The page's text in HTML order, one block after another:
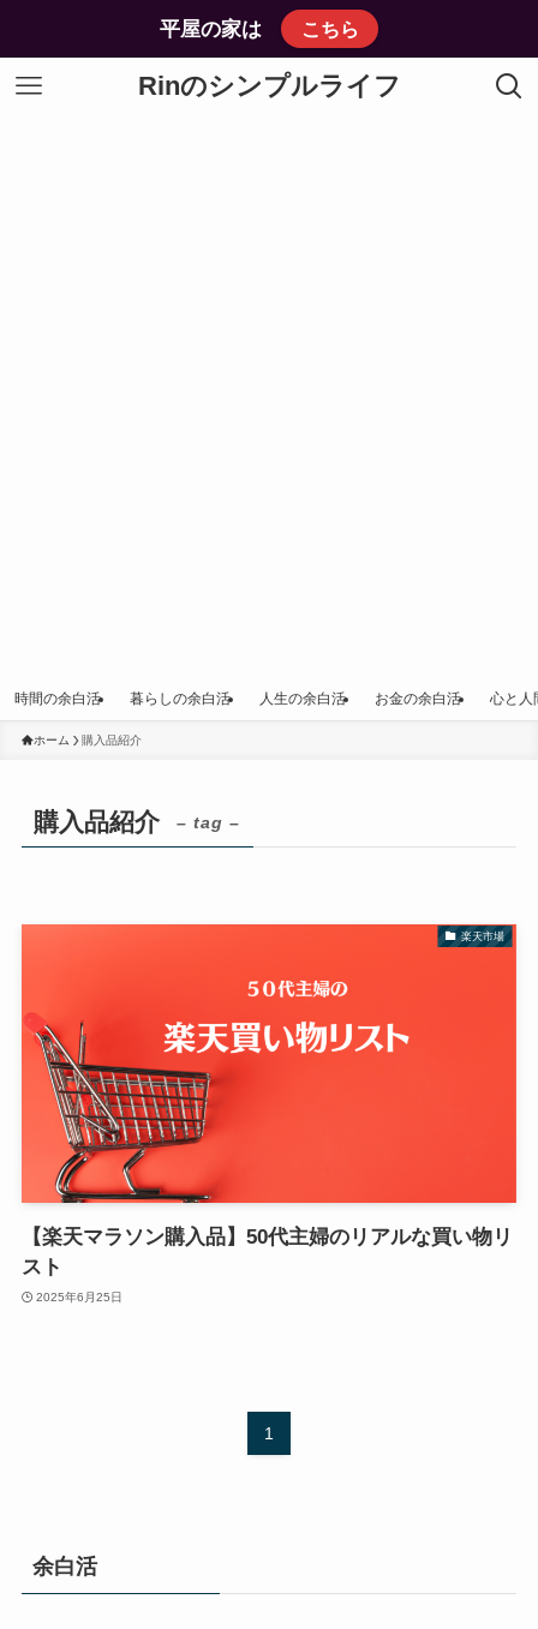
平屋の家は こちら
Rinのシンプルライフ
時間の余白活 暮らしの余白活 人生の余白活 お金の余白活 心と人
ホーム 購入品紹介
購入品紹介 – tag –
楽天市場
【楽天マラソン購入品】50代主婦のリアルな買い物リ
スト
2025年6月25日
1
余白活